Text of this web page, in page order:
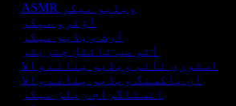
ASMR ویڈیو میکر
آؤٹرو میکر
آرٹ ویڈیو میکر
آٹو سب ٹائٹل جنریٹر
اسٹوری ٹائم ویڈیو بنانے والا
ان باکسنگ ویڈیو بنانے والا
انسٹاگرام ریلز میکر